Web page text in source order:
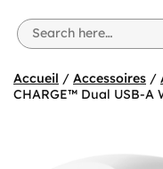
S
e
r
c
Accueil / Accessoires /
CHARGE™ Dual USB-A